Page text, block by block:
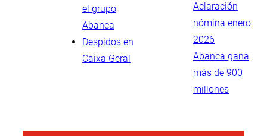
el grupo
Abanca
Despidos en
Caixa Geral
Aclaración
nómina enero
2026
Abanca gana
más de 900
millones